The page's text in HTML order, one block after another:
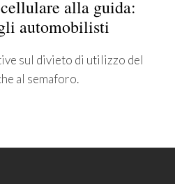
alla guida:
automobilisti
sul divieto di utilizzo del
al semaforo.